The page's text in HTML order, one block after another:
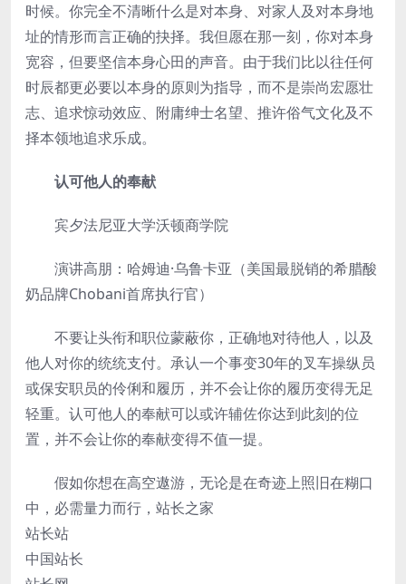
时候。你完全不清晰什么是对本身、对家人及对本身地
址的情形而言正确的抉择。我但愿在那一刻，你对本身
宽容，但要坚信本身心田的声音。由于我们比以往任何
时辰都更必要以本身的原则为指导，而不是崇尚宏愿壮
志、追求惊动效应、附庸绅士名望、推许俗气文化及不
择本领地追求乐成。
认可他人的奉献
­宾夕法尼亚大学沃顿商学院
­演讲高朋：哈姆迪·乌鲁卡亚（美国最脱销的希腊酸
奶品牌Chobani首席执行官）
­不要让头衔和职位蒙蔽你，正确地对待他人，以及
他人对你的统统支付。承认一个事变30年的叉车操纵员
或保安职员的伶俐和履历，并不会让你的履历变得无足
轻重。认可他人的奉献可以或许辅佐你达到此刻的位
置，并不会让你的奉献变得不值一提。
­假如你想在高空遨游，无论是在奇迹上照旧在糊口
中，必需量力而行，站长之家
站长站
中国站长